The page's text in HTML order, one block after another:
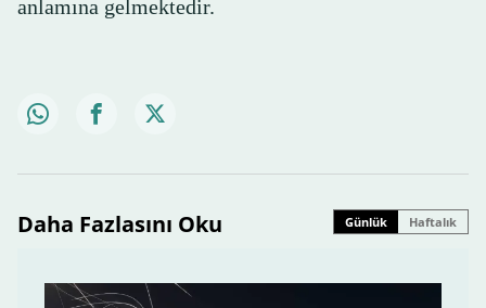
anlamına gelmektedir.
Daha Fazlasını Oku Günlük Haftalık